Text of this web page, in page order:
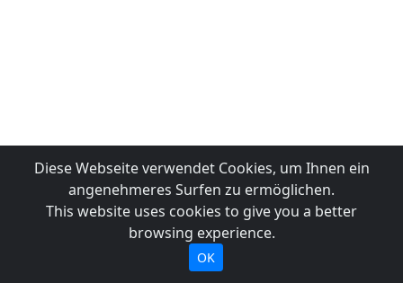
Diese Webseite verwendet Cookies, um Ihnen ein
angenehmeres Surfen zu ermöglichen.
This website uses cookies to give you a better
browsing experience.
OK